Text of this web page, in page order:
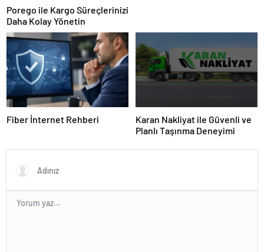
Porego ile Kargo Süreçlerinizi
Daha Kolay Yönetin
Fiber İnternet Rehberi
Karan Nakliyat ile Güvenli ve
Planlı Taşınma Deneyimi